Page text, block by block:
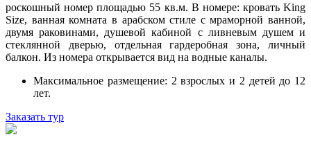
роскошный номер площадью 55 кв.м. В номере: кровать King
Size, ванная комната в арабском стиле с мраморной ванной,
двумя раковинами, душевой кабиной с ливневым душем и
стеклянной дверью, отдельная гардеробная зона, личный
балкон. Из номера открывается вид на водные каналы.
Максимальное размещение: 2 взрослых и 2 детей до 12
лет.
Заказать тур